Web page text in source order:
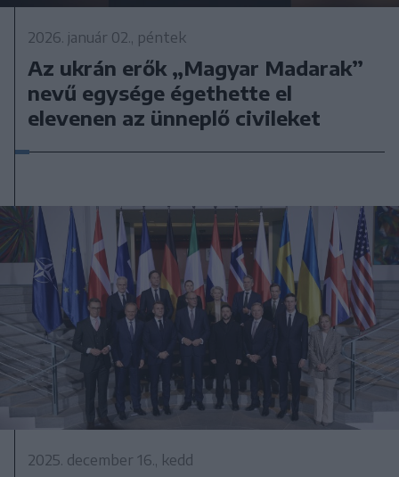
2026. január 02., péntek
Az ukrán erők „Magyar Madarak”
nevű egysége égethette el
elevenen az ünneplő civileket
2025. december 16., kedd